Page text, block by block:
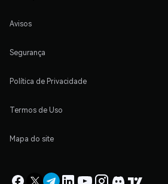
Avisos
Segurança
Política de Privacidade
Termos de Uso
Mapa do site